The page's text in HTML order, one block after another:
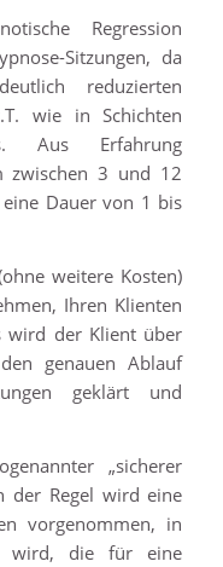
Regression
Sitzungen, da
reduzierten
wie in Schichten
Aus Erfahrung
zwischen 3 und 12
eine Dauer von 1 bis
weitere Kosten)
Ihren Klienten
wird der Klient über
genauen Ablauf
geklärt und
„sicherer
der Regel wird eine
vorgenommen, in
wird, die für eine